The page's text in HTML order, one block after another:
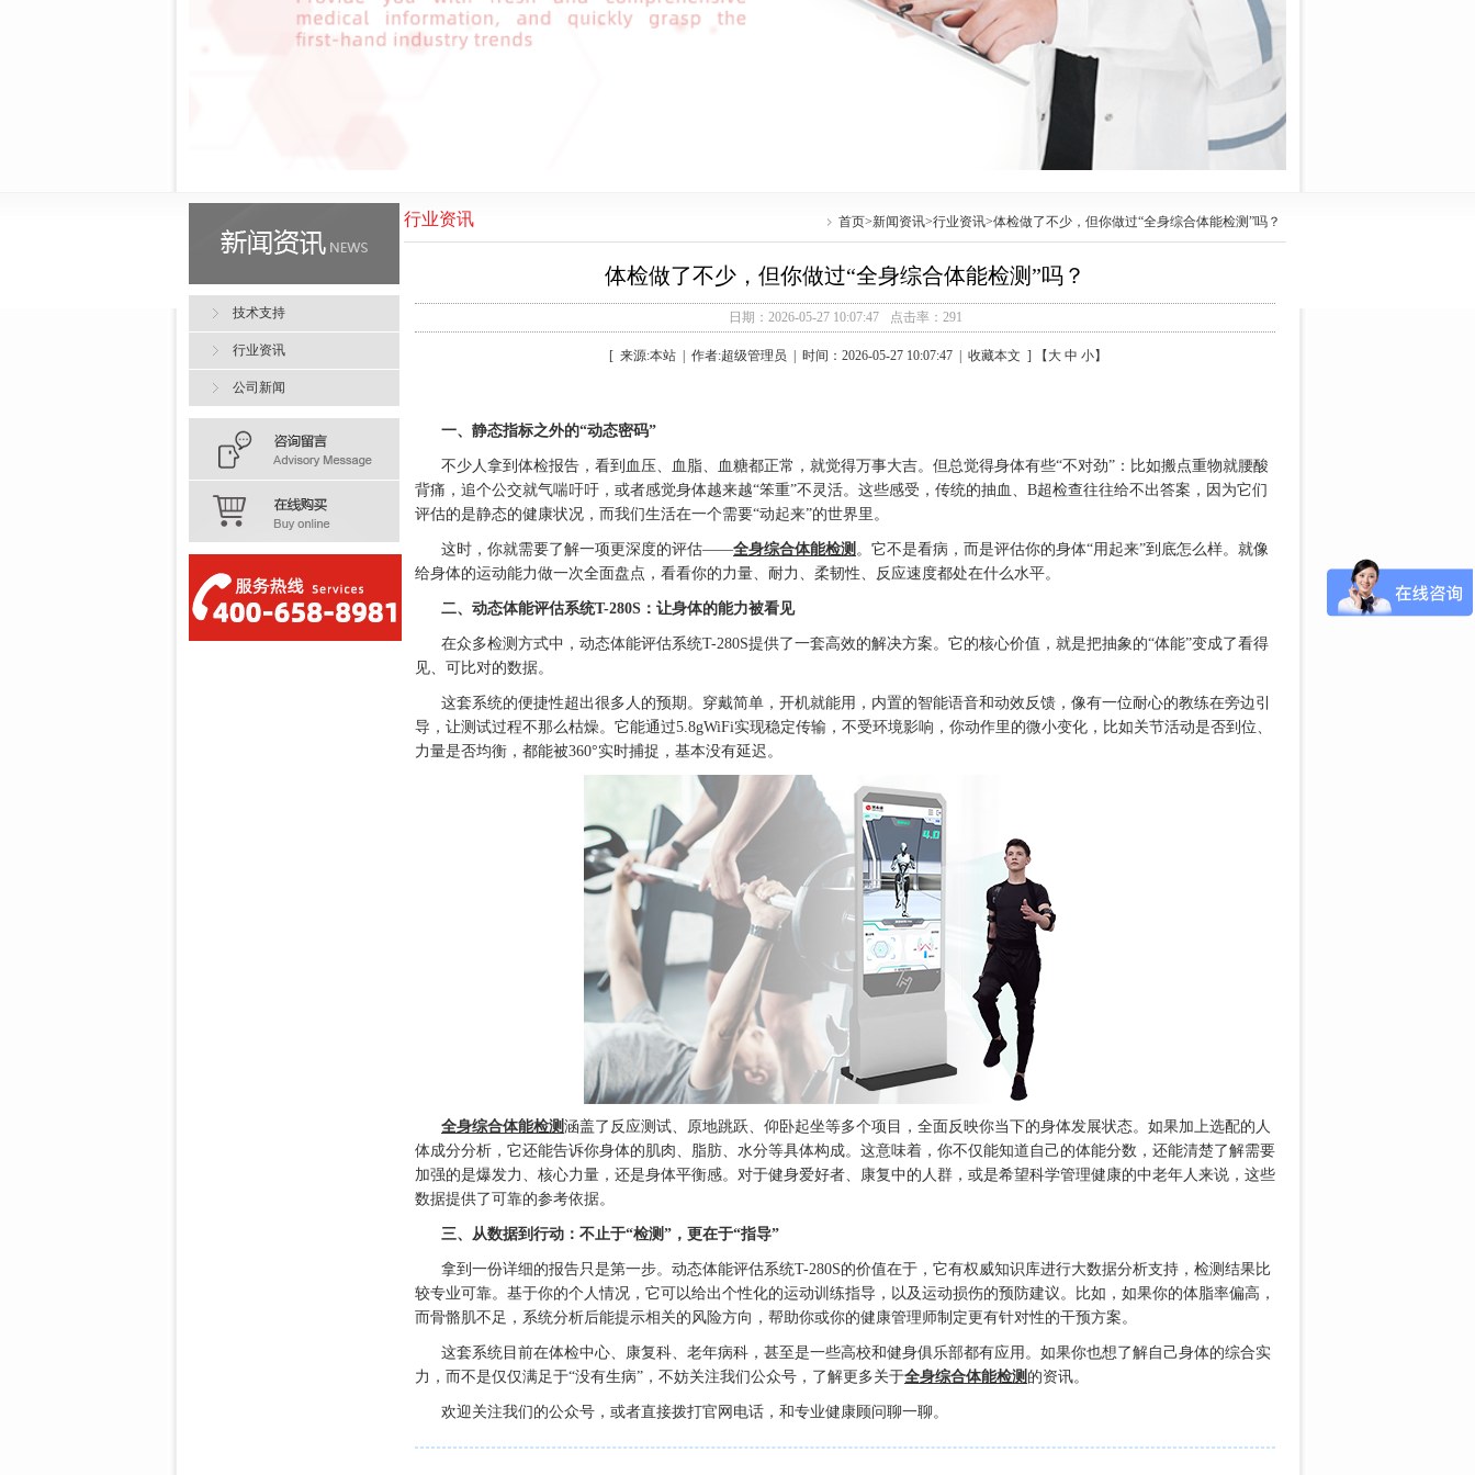
行业资讯 首页>新闻资讯>行业资讯>体检做了不少，但你做过“全身综合体能检测”吗？
体检做了不少，但你做过“全身综合体能检测”吗？
日期：2026-05-27 10:07:47 点击率：291
[ 来源:本站 | 作者:超级管理员 | 时间：2026-05-27 10:07:47 | 收藏本文 ] 【大 中 小】
一、静态指标之外的“动态密码”
不少人拿到体检报告，看到血压、血脂、血糖都正常，就觉得万事大吉。但总觉得身体有些“不对劲”：比如搬点重物就腰酸
背痛，追个公交就气喘吁吁，或者感觉身体越来越“笨重”不灵活。这些感受，传统的抽血、B超检查往往给不出答案，因为它们
评估的是静态的健康状况，而我们生活在一个需要“动起来”的世界里。
这时，你就需要了解一项更深度的评估——全身综合体能检测 。它不是看病，而是评估你的身体“用起来”到底怎么样。就像
给身体的运动能力做一次全面盘点，看看你的力量、耐力、柔韧性、反应速度都处在什么水平。
二、动态体能评估系统T-280S：让身体的能力被看见
在众多检测方式中，动态体能评估系统T-280S提供了一套高效的解决方案。它的核心价值，就是把抽象的“体能”变成了看得
见、可比对的数据。
这套系统的便捷性超出很多人的预期。穿戴简单，开机就能用，内置的智能语音和动效反馈，像有一位耐心的教练在旁边引
导，让测试过程不那么枯燥。它能通过5.8gWiFi实现稳定传输，不受环境影响，你动作里的微小变化，比如关节活动是否到位、
力量是否均衡，都能被360°实时捕捉，基本没有延迟。
全身综合体能检测涵盖了反应测试、原地跳跃、仰卧起坐等多个项目，全面反映你当下的身体发展状态。如果加上选配的人
体成分分析，它还能告诉你身体的肌肉、脂肪、水分等具体构成。这意味着，你不仅能知道自己的体能分数，还能清楚了解需要
加强的是爆发力、核心力量，还是身体平衡感。对于健身爱好者、康复中的人群，或是希望科学管理健康的中老年人来说，这些
数据提供了可靠的参考依据。
三、从数据到行动：不止于“检测”，更在于“指导”
拿到一份详细的报告只是第一步。动态体能评估系统T-280S的价值在于，它有权威知识库进行大数据分析支持，检测结果比
较专业可靠。基于你的个人情况，它可以给出个性化的运动训练指导，以及运动损伤的预防建议。比如，如果你的体脂率偏高，
而骨骼肌不足，系统分析后能提示相关的风险方向，帮助你或你的健康管理师制定更有针对性的干预方案。
这套系统目前在体检中心、康复科、老年病科，甚至是一些高校和健身俱乐部都有应用。如果你也想了解自己身体的综合实
力，而不是仅仅满足于“没有生病”，不妨关注我们公众号，了解更多关于全身综合体能检测 的资讯。
欢迎关注我们的公众号，或者直接拨打官网电话，和专业健康顾问聊一聊。
技术支持
行业资讯
公司新闻